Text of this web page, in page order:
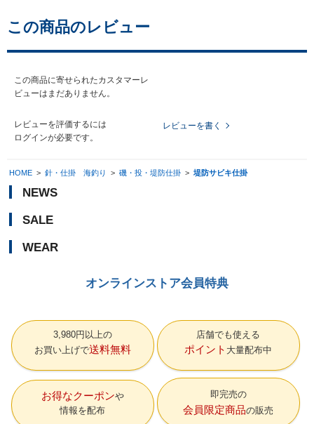
この商品のレビュー
この商品に寄せられたカスタマーレ
ビューはまだありません。
レビューを評価するには
ログインが必要です。
レビューを書く
HOME > 針・仕掛 海釣り > 磯・投・堤防仕掛 > 堤防サビキ仕掛
NEWS
SALE
WEAR
オンラインストア会員特典
3,980円以上の
お買い上げで送料無料
店舗でも使える
ポイント 大量配布中
お得なクーポン
情報を配布
即完売の
会員限定商品の販売